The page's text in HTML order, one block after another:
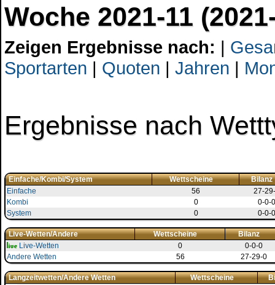
Woche 2021-11
Zeigen Ergebnisse nach: |
Sportarten | Quoten | Jahren |
Ergebnisse nach
Einfache/Kombi/System Wettscheine
Bilanz
Einfache
56
27-
Kombi
0
0-0-0
System
0 0-0-0
Live-Wetten/Andere Wettscheine
Bilanz
Live-Wetten
0
0-0-0
Andere Wetten
56 27-29-0
Langzeitwetten/Andere Wetten Wettscheine